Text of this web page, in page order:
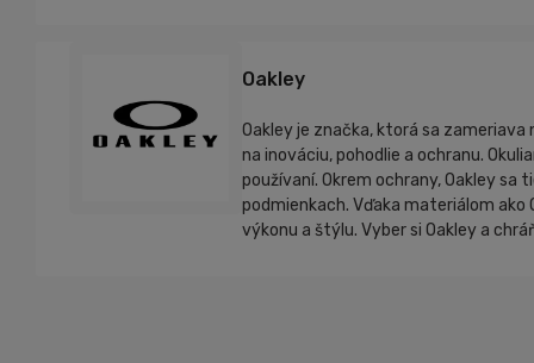
Oakley
Oakley je značka, ktorá sa
na inováciu, pohodlie a ochranu.
používaní. Okrem ochrany, Oakley
podmienkach. Vďaka materiálom ako
výkonu a štýlu. Vyber si Oakley a